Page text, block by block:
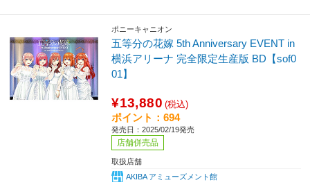
ポニーキャニオン
五等分の花嫁 5th Anniversary EVENT in
横浜アリーナ 完全限定生産版 BD【sof0
01】
¥13,880 (税込)
ポイント：694
発売日：2025/02/19発売
店舗併売品
取扱店舗
AKIBA アミューズメント館